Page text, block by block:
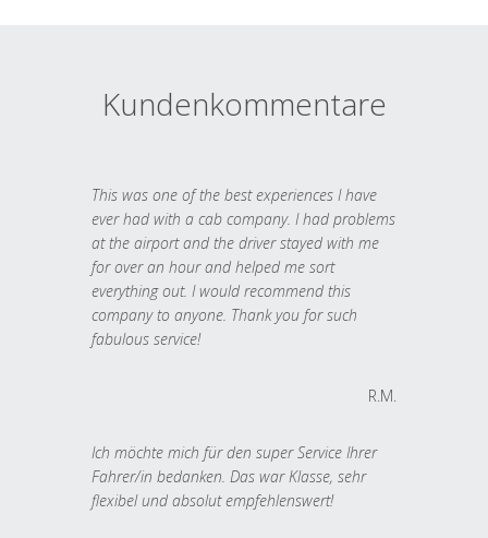
Kundenkommentare
This was one of the best experiences I have
ever had with a cab company. I had problems
at the airport and the driver stayed with me
for over an hour and helped me sort
everything out. I would recommend this
company to anyone. Thank you for such
fabulous service!
R.M.
Ich möchte mich für den super Service Ihrer
Fahrer/in bedanken. Das war Klasse, sehr
flexibel und absolut empfehlenswert!